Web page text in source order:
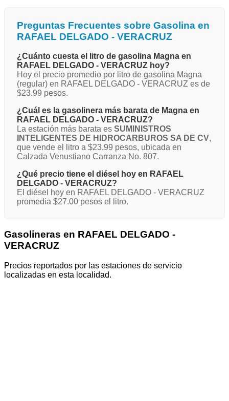
Preguntas Frecuentes sobre Gasolina en
RAFAEL DELGADO - VERACRUZ
¿Cuánto cuesta el litro de gasolina Magna en
RAFAEL DELGADO - VERACRUZ hoy?
Hoy el precio promedio por litro de gasolina Magna
(regular) en RAFAEL DELGADO - VERACRUZ es de
$23.99 pesos.
¿Cuál es la gasolinera más barata de Magna en
RAFAEL DELGADO - VERACRUZ?
La estación más barata es SUMINISTROS
INTELIGENTES DE HIDROCARBUROS SA DE CV,
que vende el litro a $23.99 pesos, ubicada en
Calzada Venustiano Carranza No. 807.
¿Qué precio tiene el diésel hoy en RAFAEL
DELGADO - VERACRUZ?
El diésel hoy en RAFAEL DELGADO - VERACRUZ
promedia $27.00 pesos el litro.
Gasolineras en RAFAEL DELGADO -
VERACRUZ
Precios reportados por las estaciones de servicio
localizadas en esta localidad.